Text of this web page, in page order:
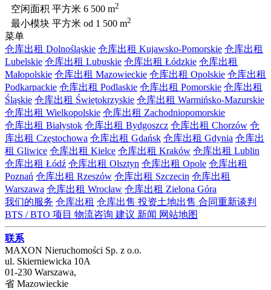
空闲面积 平方米 6 500 m2
最小模块 平方米 od 1 500 m2
菜单
仓库出租 Dolnośląskie 仓库出租 Kujawsko-Pomorskie 仓库出租
Lubelskie 仓库出租 Lubuskie 仓库出租 Łódzkie 仓库出租
Małopolskie 仓库出租 Mazowieckie 仓库出租 Opolskie 仓库出租
Podkarpackie 仓库出租 Podlaskie 仓库出租 Pomorskie 仓库出租
Śląskie 仓库出租 Świętokrzyskie 仓库出租 Warmińsko-Mazurskie
仓库出租 Wielkopolskie 仓库出租 Zachodniopomorskie
仓库出租 Białystok 仓库出租 Bydgoszcz 仓库出租 Chorzów 仓
库出租 Częstochowa 仓库出租 Gdańsk 仓库出租 Gdynia 仓库出
租 Gliwice 仓库出租 Kielce 仓库出租 Kraków 仓库出租 Lublin
仓库出租 Łódź 仓库出租 Olsztyn 仓库出租 Opole 仓库出租
Poznań 仓库出租 Rzeszów 仓库出租 Szczecin 仓库出租
Warszawa 仓库出租 Wrocław 仓库出租 Zielona Góra
我们的服务 仓库出租 仓库出售 投资土地出售 合同重新谈判
BTS / BTO 项目 物流咨询 建议 新闻 网站地图
联系
MAXON Nieruchomości Sp. z o.o.
ul. Skierniewicka 10A
01-230 Warszawa,
省 Mazowieckie